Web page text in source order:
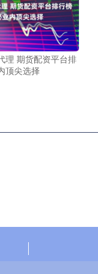
理 期货配资平台排
顶尖选择